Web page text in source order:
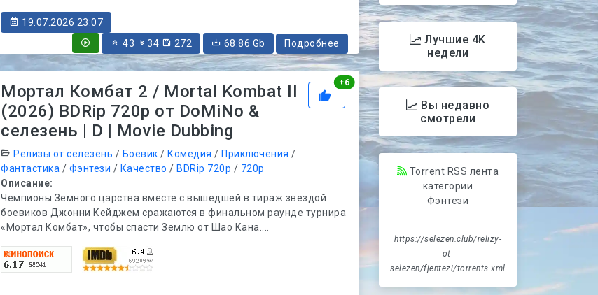
19.07.2026 23:07
43
34 272 68.86 Gb Подробнее
+6Рейтинг
Мортал Комбат 2 / Mortal Kombat II
(2026) BDRip 720p от DoMiNo &
селезень | D | Movie Dubbing
Релизы от селезень / Боевик /Комедия /Приключения /
Фантастика / Фэнтези / Качество /BDRip 720p / 720p
Описание:
Чемпионы Земного царства вместе с вышедшей в тираж звездой
боевиков Джонни Кейджем сражаются в финальном раунде турнира
«Мортал Комбат», чтобы спасти Землю от Шао Кана....
Лучшие 4K
недели
Вы недавно
смотрели
Torrent RSS лента
категории
Фэнтези
https://selezen.club/relizy-
ot-
selezen/fjentezi/torrents.xml